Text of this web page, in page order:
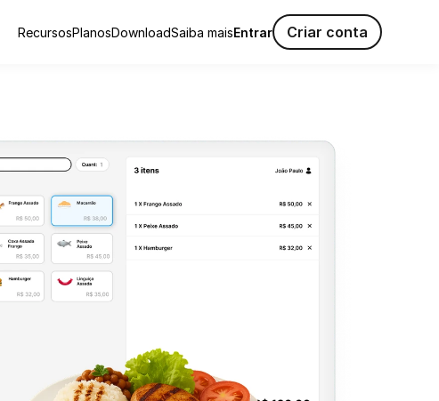
RecursosPlanosDownloadSaiba maisEntrar Criar conta